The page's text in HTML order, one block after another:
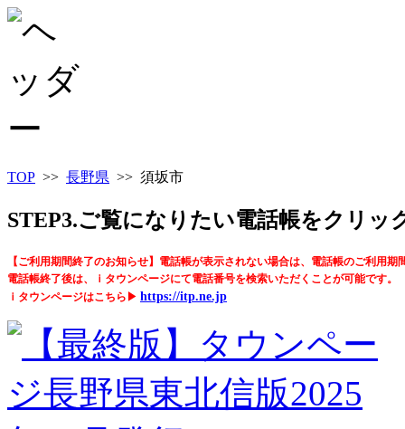
TOP >> 長野県 >> 須坂市
STEP3.ご覧になりたい電話帳をクリッ
【ご利用期間終了のお知らせ】電話帳が表示されない場合は、電話帳のご利用期
電話帳終了後は、ｉタウンページにて電話番号を検索いただくことが可能です。
ｉタウンページはこちら▶ https://itp.ne.jp